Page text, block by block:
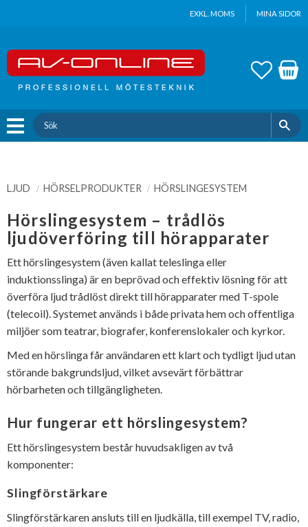
EXKL. MOMS MINA SIDOR
LJUD HÖRSELPRODUKTER HÖRSLINGESYSTEM
Hörslingesystem – trådlös
ljudöverföring till hörapparater
Ett hörslingesystem (även kallat teleslinga eller
induktionsslinga) är en beprövad och effektiv lösning för att
överföra ljud trådlöst direkt till hörapparater med T-spole
(telecoil). Systemet används i både privata hem och offentliga
miljöer som teatrar, biografer, konferenslokaler och kyrkor.
Med en hörslinga får användaren ett klart och tydligt ljud utan
störande bakgrundsljud, vilket avsevärt förbättrar
hörbarheten och tillgängligheten.
Hur fungerar ett hörslingesystem?
Ett hörslingesystem består huvudsakligen av två
komponenter:
Slingförstärkare
Slingförstärkaren ansluts till en ljudkälla, till exempel TV, radio,